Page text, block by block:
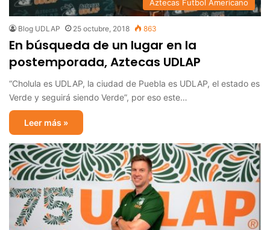
Aztecas Futbol Americano
Blog UDLAP 25 octubre, 2018 863
En búsqueda de un lugar en la
postemporada, Aztecas UDLAP
“Cholula es UDLAP, la ciudad de Puebla es UDLAP, el estado es
Verde y seguirá siendo Verde”, por eso este…
Leer más »